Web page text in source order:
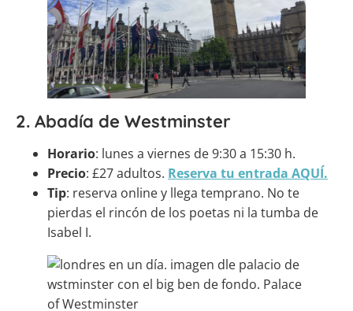
2. Abadía de Westminster
Horario: lunes a viernes de 9:30 a 15:30 h.
Precio: £27 adultos. Reserva tu entrada AQUÍ.
Tip: reserva online y llega temprano. No te
pierdas el rincón de los poetas ni la tumba de
Isabel I.